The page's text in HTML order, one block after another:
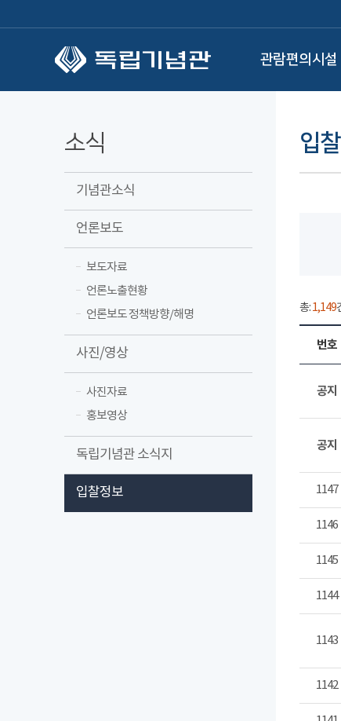
관람편의시설
소식
기념관소식
언론보도
보도자료
언론노출현황
언론보도 정책방향/해명
사진/영상
사진자료
홍보영상
독립기념관 소식지
입찰정보
입
총:1,149
번호
공지
공지
1147
1146
1145
1144
1143
1142